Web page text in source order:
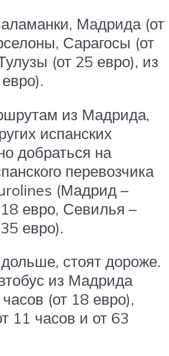
Мадрида (от
Сарагосы (от
(от 25 евро), из
из Мадрида,
испанских
добраться на
перевозчика
(Мадрид –
евро, Севилья –
евро).
стоят дороже.
из Мадрида
(от 18 евро),
11 часов и от 63